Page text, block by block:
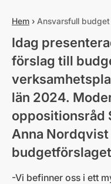
Hem › Ansvarsfull
Idag
förslag till
län 2024.
oppositionsråd
Anna
-Vi befinner oss i ett